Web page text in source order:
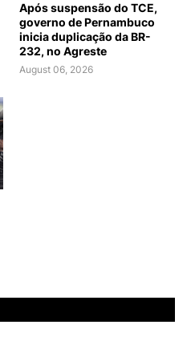
Após suspensão do TCE,
governo de Pernambuco
inicia duplicação da BR-
232, no Agreste
August 06, 2026